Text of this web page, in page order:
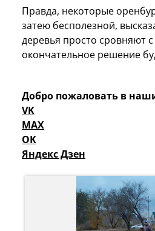
Правда, некоторые
затею бесполезной,
деревья просто сровняют
окончательное решение
Добро пожаловать в
VK
MAX
OK
Яндекс Дзен